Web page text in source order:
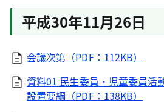
平成30年11月26日
会議次第（PDF：112KB）
資料01 民生委員・児童委員活
設置要綱（PDF：138KB）